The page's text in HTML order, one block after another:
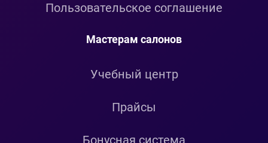
Пользовательское соглашение
Мастерам салонов
Учебный центр
Прайсы
Бонусная система